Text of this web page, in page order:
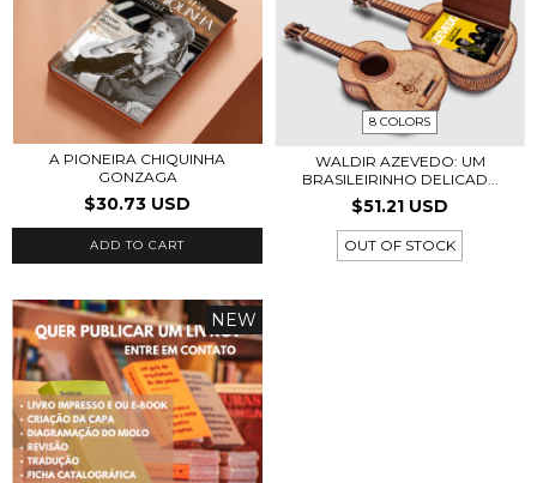
A PIONEIRA CHIQUINHA
GONZAGA
$30.73 USD
ADD TO CART
8 COLORS
WALDIR AZEVEDO: UM
BRASILEIRINHO DELICAD...
$51.21 USD
OUT OF STOCK
NEW